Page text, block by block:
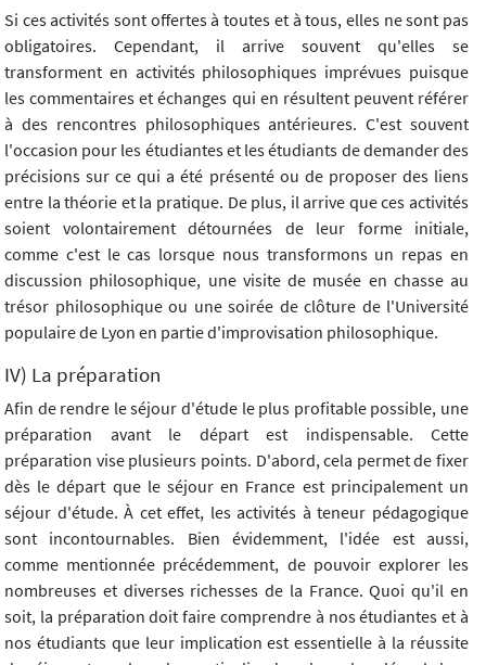
Si ces activités sont offertes à toutes et à tous, elles ne sont pas
obligatoires. Cependant, il arrive souvent qu'elles se
transforment en activités philosophiques imprévues puisque
les commentaires et échanges qui en résultent peuvent référer
à des rencontres philosophiques antérieures. C'est souvent
l'occasion pour les étudiantes et les étudiants de demander des
précisions sur ce qui a été présenté ou de proposer des liens
entre la théorie et la pratique. De plus, il arrive que ces activités
soient volontairement détournées de leur forme initiale,
comme c'est le cas lorsque nous transformons un repas en
discussion philosophique, une visite de musée en chasse au
trésor philosophique ou une soirée de clôture de l'Université
populaire de Lyon en partie d'improvisation philosophique.
IV) La préparation
Afin de rendre le séjour d'étude le plus profitable possible, une
préparation avant le départ est indispensable. Cette
préparation vise plusieurs points. D'abord, cela permet de fixer
dès le départ que le séjour en France est principalement un
séjour d'étude. À cet effet, les activités à teneur pédagogique
sont incontournables. Bien évidemment, l'idée est aussi,
comme mentionnée précédemment, de pouvoir explorer les
nombreuses et diverses richesses de la France. Quoi qu'il en
soit, la préparation doit faire comprendre à nos étudiantes et à
nos étudiants que leur implication est essentielle à la réussite